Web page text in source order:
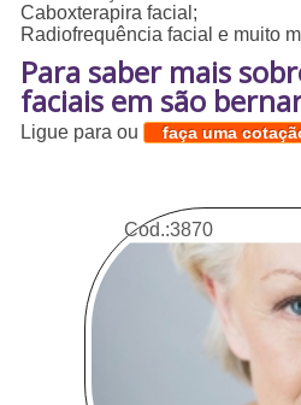
Caboxterapira facial;
Radiofrequência facial e muito
Para saber mais
faciais em são
Ligue paraou faça uma
Cod.:3870